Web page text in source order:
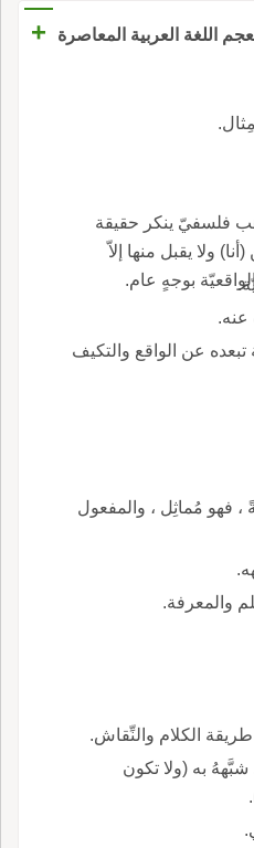
اللغة العربية المعاصرة +
فلسفيّ ينكر حقيقة
ولا يقبل منها إلاّ
بوجهٍ عام.
عنه.
عن الواقع والتكيف
، فهو مُماثِل ، والمفعول
والمعرفة.
الكلام والنِّقاش.
شبَّههُ به (ولا تكون